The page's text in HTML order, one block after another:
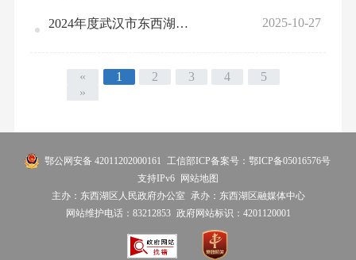
2024年度武汉市东西湖区白马泾泵站管理站部门决算公开 2025-10-27
« 1 2 3 4
5
»
鄂公网安备 42011202000161
工信部ICP备案号：鄂ICP备05016576号
支持IPv6 网站地图
主办：东西湖区人民政府办公室
承办：东西湖区融媒体中心
网站维护电话：83212853 政府网站标识：4201120001